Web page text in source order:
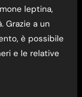
leptina,
Grazie a un
è possibile
e le relative